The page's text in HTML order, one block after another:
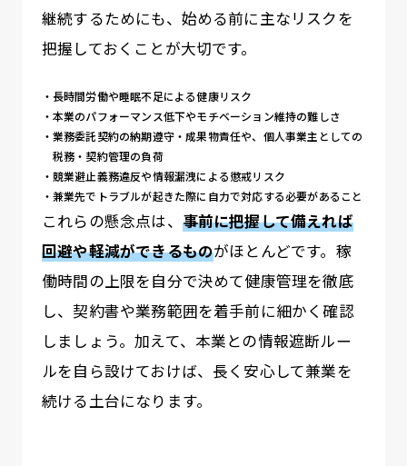
継続するためにも、始める前に主なリスクを
把握しておくことが大切です。
長時間労働や睡眠不足による健康リスク
本業のパフォーマンス低下やモチベーション維持の難しさ
業務委託契約の納期遵守・成果物責任や、個人事業主としての
税務・契約管理の負荷
競業避止義務違反や情報漏洩による懲戒リスク
兼業先でトラブルが起きた際に自力で対応する必要があること
これらの懸念点は、 事前に把握して備えれば
回避や軽減ができるものがほとんどです。稼
働時間の上限を自分で決めて健康管理を徹底
し、契約書や業務範囲を着手前に細かく確認
しましょう。加えて、本業との情報遮断ルー
ルを自ら設けておけば、長く安心して兼業を
続ける土台になります。